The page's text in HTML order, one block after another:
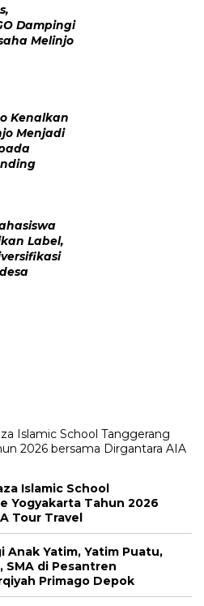
Dampingi
Melinjo
Kenalkan
Menjadi
Label,
Islamic School
Yogyakarta Tahun 2026
Tour Travel
Anak Yatim, Yatim Puatu,
SMA di Pesantren
Primago Depok